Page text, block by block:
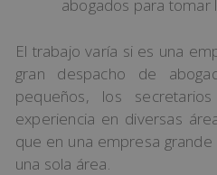
abogados para tomar
El trabajo varía si es una
gran despacho de
pequeños, los
experiencia en diversas
que en una empresa
una sola área.